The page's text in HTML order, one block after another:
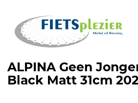
ALPINA Geen
Black Matt 31cm